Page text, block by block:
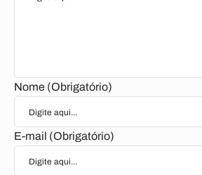
Nome (Obrigatório)
E-mail (Obrigatório)